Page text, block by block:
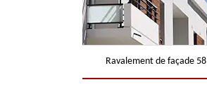
Ravalement de façade 58